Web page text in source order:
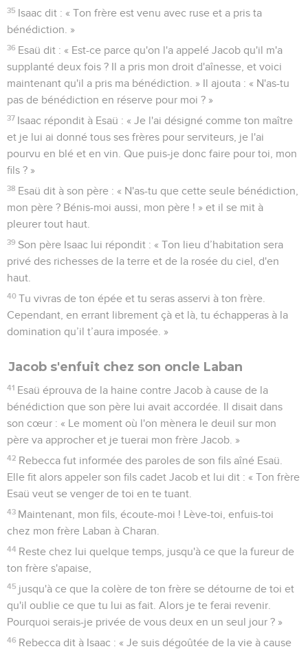
35 Isaac dit : « Ton frère est venu avec ruse et a pris ta
bénédiction. »
36 Esaü dit : « Est-ce parce qu'on l'a appelé Jacob qu'il m'a
supplanté deux fois ? Il a pris mon droit d'aînesse, et voici
maintenant qu'il a pris ma bénédiction. » Il ajouta : « N'as-tu
pas de bénédiction en réserve pour moi ? »
37 Isaac répondit à Esaü : « Je l'ai désigné comme ton maître
et je lui ai donné tous ses frères pour serviteurs, je l'ai
pourvu en blé et en vin. Que puis-je donc faire pour toi, mon
fils ? »
38 Esaü dit à son père : « N'as-tu que cette seule bénédiction,
mon père ? Bénis-moi aussi, mon père ! » et il se mit à
pleurer tout haut.
39 Son père Isaac lui répondit : « Ton lieu d’habitation sera
privé des richesses de la terre et de la rosée du ciel, d'en
haut.
40 Tu vivras de ton épée et tu seras asservi à ton frère.
Cependant, en errant librement çà et là, tu échapperas à la
domination qu’il t’aura imposée. »
Jacob s'enfuit chez son oncle Laban
41 Esaü éprouva de la haine contre Jacob à cause de la
bénédiction que son père lui avait accordée. Il disait dans
son cœur : « Le moment où l'on mènera le deuil sur mon
père va approcher et je tuerai mon frère Jacob. »
42 Rebecca fut informée des paroles de son fils aîné Esaü.
Elle fit alors appeler son fils cadet Jacob et lui dit : « Ton frère
Esaü veut se venger de toi en te tuant.
43 Maintenant, mon fils, écoute-moi ! Lève-toi, enfuis-toi
chez mon frère Laban à Charan.
44 Reste chez lui quelque temps, jusqu'à ce que la fureur de
ton frère s'apaise,
45 jusqu'à ce que la colère de ton frère se détourne de toi et
qu'il oublie ce que tu lui as fait. Alors je te ferai revenir.
Pourquoi serais-je privée de vous deux en un seul jour ? »
46 Rebecca dit à Isaac : « Je suis dégoûtée de la vie à cause